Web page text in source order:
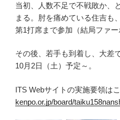
当初、人数不足で不戦敗か、
まる。肘を痛めている住吉も
第1打席まで参加（結局ファー
その後、若手も到着し、大差
10月2日（土）予定～。
ITS Webサイトの実施要領は
kenpo.or.jp/board/